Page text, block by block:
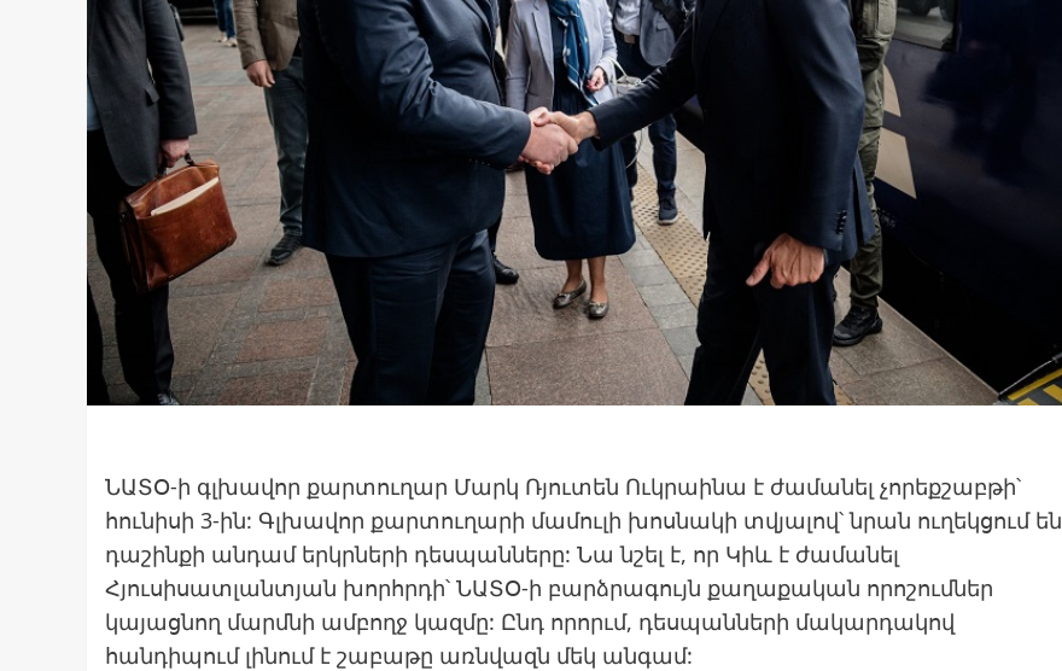
ՆԱՏՕ-ի գլխավոր քարտուղար Մարկ Ռյուտեն Ուկրաինա է ժամանել չորեքշաբթի՝
հունիսի 3-ին: Գլխավոր քարտուղարի մամուլի խոսնակի տվյալով՝ նրան ուղեկցում են
դաշինքի անդամ երկրների դեսպանները: Նա նշել է, որ Կիև է ժամանել
Հյուսիսատլանտյան խորհրդի՝ ՆԱՏՕ-ի բարձրագույն քաղաքական որոշումներ
կայացնող մարմնի ամբողջ կազմը: Ընդ որորւմ, դեսպանների մակարդակով
հանդիպում լինում է շաբաթը առնվազն մեկ անգամ: